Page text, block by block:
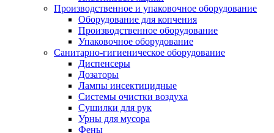
Производственное и упаковочное оборудование
Оборудование для копчения
Производственное оборудование
Упаковочное оборудование
Санитарно-гигиеническое оборудование
Диспенсеры
Дозаторы
Лампы инсектицидные
Системы очистки воздуха
Сушилки для рук
Урны для мусора
Фены